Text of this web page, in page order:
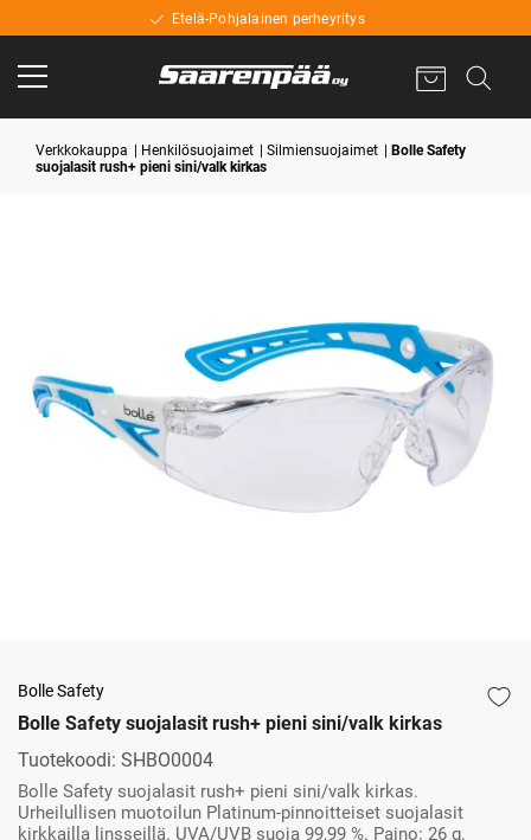
Etelä-Pohjalainen perheyritys
Verkkokauppa Henkilösuojaimet Silmiensuojaimet
Bolle Safety
suojalasit rush+ pieni sini/valk kirkas
Bolle Safety
Bolle Safety suojalasit rush+ pieni sini/valk kirkas
Tuotekoodi: SHBO0004
Bolle Safety suojalasit rush+ pieni sini/valk kirkas.
Urheilullisen muotoilun Platinum-pinnoitteiset suojalasit
kirkkailla linsseillä. UVA/UVB suoja 99,99 %. Paino: 26 g.